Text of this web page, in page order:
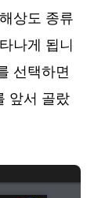
상도 종류
나게 됩니
선택하면
앞서 골랐